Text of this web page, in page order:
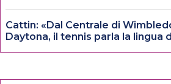
Cattin: «Dal Centrale di
Daytona, il tennis parla la lingua